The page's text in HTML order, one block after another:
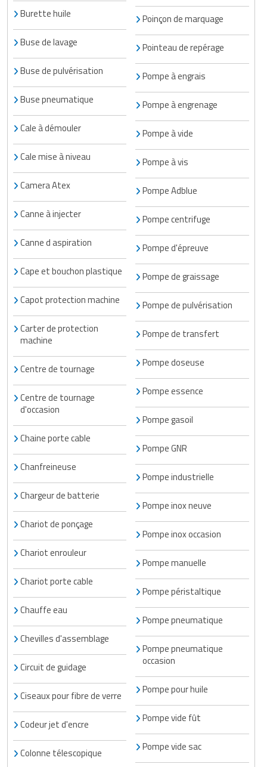
Burette huile
Buse de lavage
Buse de pulvérisation
Buse pneumatique
Cale à démouler
Cale mise à niveau
Camera Atex
Canne à injecter
Canne d aspiration
Cape et bouchon plastique
Capot protection machine
Carter de protection
machine
Centre de tournage
Centre de tournage
d'occasion
Chaine porte cable
Chanfreineuse
Chargeur de batterie
Chariot de ponçage
Chariot enrouleur
Chariot porte cable
Chauffe eau
Chevilles d'assemblage
Circuit de guidage
Ciseaux pour fibre de verre
Codeur jet d'encre
Colonne télescopique
Poinçon de marquage
Pointeau de repérage
Pompe à engrais
Pompe à engrenage
Pompe à vide
Pompe à vis
Pompe Adblue
Pompe centrifuge
Pompe d'épreuve
Pompe de graissage
Pompe de pulvérisation
Pompe de transfert
Pompe doseuse
Pompe essence
Pompe gasoil
Pompe GNR
Pompe industrielle
Pompe inox neuve
Pompe inox occasion
Pompe manuelle
Pompe péristaltique
Pompe pneumatique
Pompe pneumatique
occasion
Pompe pour huile
Pompe vide fût
Pompe vide sac